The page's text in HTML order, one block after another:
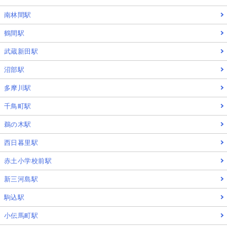
南林間駅
鶴間駅
武蔵新田駅
沼部駅
多摩川駅
千鳥町駅
鵜の木駅
西日暮里駅
赤土小学校前駅
新三河島駅
駒込駅
小伝馬町駅